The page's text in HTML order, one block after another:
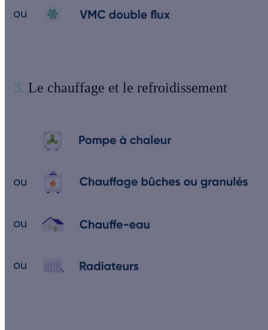
3. Le chauffage et le refroidissement